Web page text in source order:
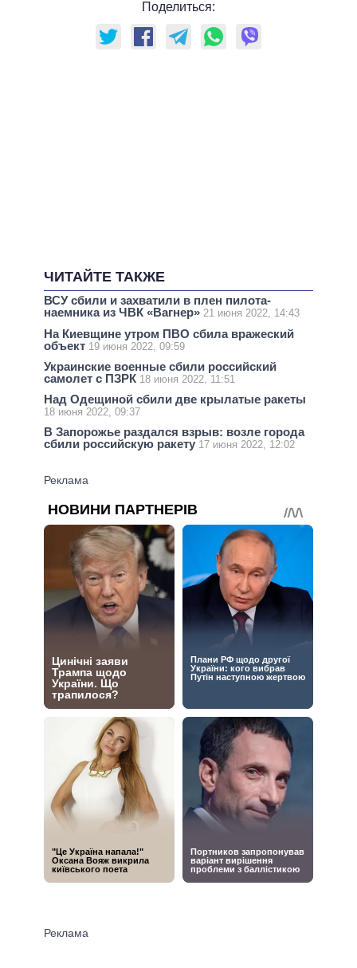
Поделиться:
ЧИТАЙТЕ ТАКЖЕ
ВСУ сбили и захватили в плен пилота-
наемника из ЧВК «Вагнер» 21 июня 2022, 14:43
На Киевщине утром ПВО сбила вражеский
объект 19 июня 2022, 09:59
Украинские военные сбили российский
самолет с ПЗРК 18 июня 2022, 11:51
Над Одещиной сбили две крылатые ракеты
18 июня 2022, 09:37
В Запорожье раздался взрыв: возле города
сбили российскую ракету 17 июня 2022, 12:02